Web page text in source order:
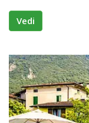
Vedi